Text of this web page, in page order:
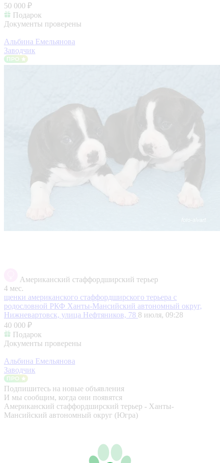
50 000 ₽
Подарок
Документы проверены
Альбина Емельянова
Заводчик
Американский стаффордширский терьер
4 мес.
щенки американского стаффордширского терьера с
родословной РКФ Ханты-Мансийский автономный округ,
Нижневартовск, улица Нефтяников, 78 8 июля, 09:28
40 000 ₽
Подарок
Документы проверены
Альбина Емельянова
Заводчик
Подпишитесь на новые объявления
И мы сообщим, когда они появятся
Американский стаффордширский терьер - Ханты-
Мансийский автономный округ (Югра)